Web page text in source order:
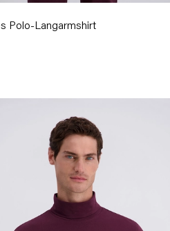
Polo-Langarmshirt